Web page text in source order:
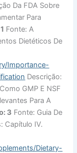
Da FDA Sobre
Para
Fonte: A
Dietéticos De
importance-
Descrição:
GMP E NSF
Para A
3 Fonte: Guia De
Capítulo IV.
dietary-